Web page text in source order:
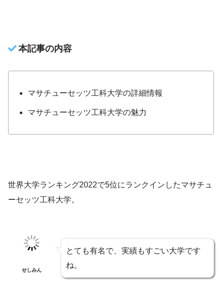
本記事の内容
マサチューセッツ工科大学の詳細情報
マサチューセッツ工科大学の魅力
世界大学ランキング2022で5位にランクインしたマサチュ
ーセッツ工科大学。
せしみん
とても有名で、実績もすごい大学です
ね。